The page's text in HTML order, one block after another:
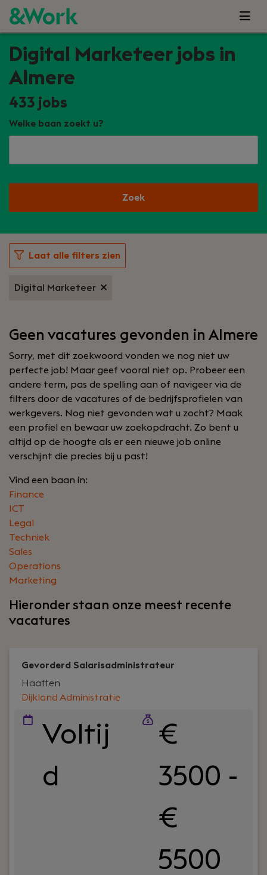
Digital Marketeer jobs in
Almere
433 jobs
Welke baan zoekt u?
Zoek
Laat alle filters zien
Digital Marketeer
Geen vacatures gevonden in Almere
Sorry, met dit zoekwoord vonden we nog niet uw
perfecte job! Maar geef vooral niet op. Probeer een
andere term, pas de spelling aan of navigeer via de
filters door de vacatures of de bedrijfsprofielen van
werkgevers. Nog niet gevonden wat u zocht? Maak
een profiel en bewaar uw zoekopdracht. Zo bent u
altijd op de hoogte als er een nieuwe job online
verschijnt die precies bij u past!
Vind een baan in:
Finance
ICT
Legal
Techniek
Sales
Operations
Marketing
Hieronder staan onze meest recente
vacatures
Gevorderd Salarisadministrateur
Dijkland Administratie
Haaften
Voltij
d
€
3500 -
€
5500